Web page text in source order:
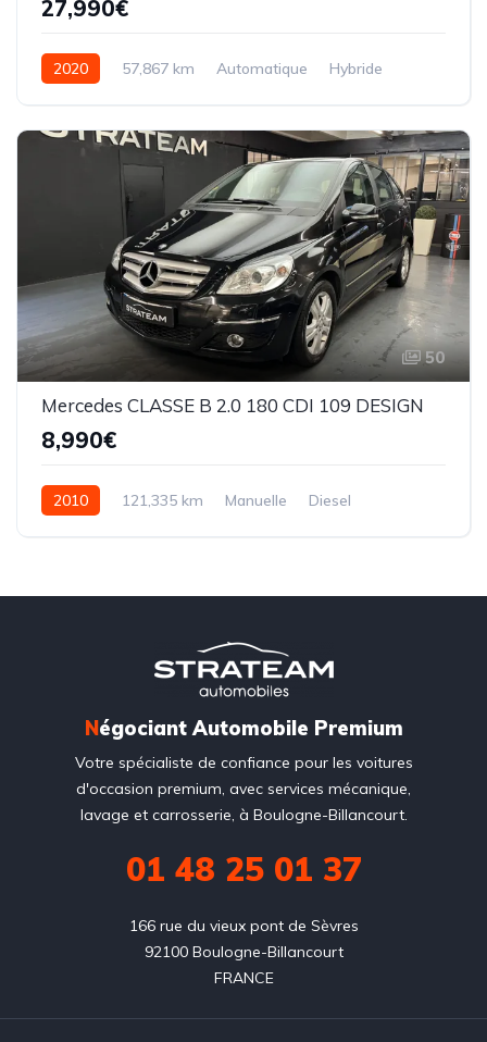
27,990€
2020 57,867 km Automatique Hybride
50
Mercedes CLASSE B 2.0 180 CDI 109 DESIGN
8,990€
2010 121,335 km Manuelle Diesel
Négociant Automobile Premium
Votre spécialiste de confiance pour les voitures
d'occasion premium, avec services mécanique,
lavage et carrosserie, à Boulogne-Billancourt.
01 48 25 01 37
166 rue du vieux pont de Sèvres
92100 Boulogne-Billancourt
FRANCE